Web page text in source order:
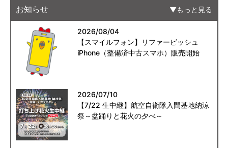
お知らせ もっと見る
2026/08/04
【スマイルフォン】リファービッシュ
iPhone（整備済中古スマホ）販売開始
2026/07/10
【7/22 生中継】航空自衛隊入間基地納涼
祭～盆踊りと花火の夕べ～